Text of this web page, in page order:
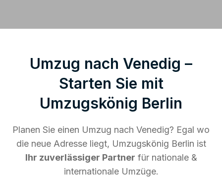
Umzug nach Venedig –
Starten Sie mit
Umzugskönig Berlin
Planen Sie einen Umzug nach Venedig? Egal wo
die neue Adresse liegt, Umzugskönig Berlin ist
Ihr zuverlässiger Partner für nationale &
internationale Umzüge.